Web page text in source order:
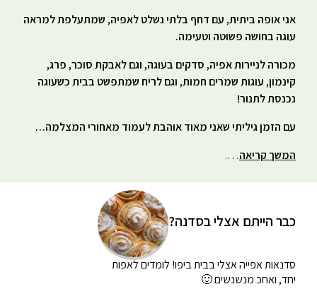
אני אופה ביתית, עם דחף בלתי נשלט לאפיה, שמתעלפת למראה
עוגה בחושה פשוטה וטעימה.
מכורה לניירות אפיה, סדקים בעוגה, וגם לאבקת סוכר, פרג,
קינמון, עוגות שמרים חמות, וגם לריח שמתפשט בבית כשעוגה
נכנסת לתנור!
עם הזמן גיליתי שאני מאוד אוהבת לעמוד מאחורי המצלמה…
המשך קריאה….
כבר הייתם אצלי בסדנה?
סדנאות אפייה אצלי בביתביפו! לומדים לאפות
יחד, ואחכ מנשנשים 🙂